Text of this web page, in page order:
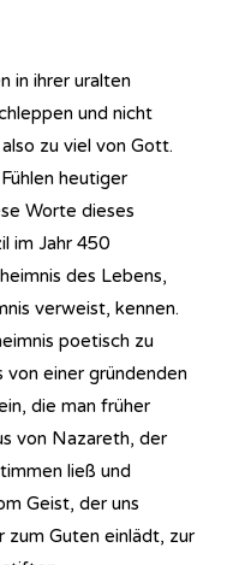
in ihrer uralten
und nicht
zu viel von Gott.
heutiger
Worte dieses
im Jahr 450
des Lebens,
verweist, kennen.
poetisch zu
von einer gründenden
die man früher
von Nazareth, der
ließ und
Geist, der uns
zum Guten einlädt, zur